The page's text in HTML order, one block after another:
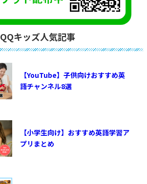
QQキッズ人気記事
【YouTube】子供向けおすすめ英
語チャンネル8選
【小学生向け】おすすめ英語学習ア
プリまとめ